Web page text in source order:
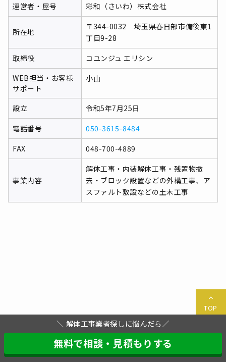
運営者・屋号 彩和（さいわ）株式会社
所在地
〒344-0032 埼玉県春日部市備後東1
丁目9-28
取締役
コユンジュ エリシン
WEB担当・お客様
サポート
小山
設立
令和5年7月25日
電話番号
050-3615-8484
FAX
048-700-4889
事業内容
解体工事・内装解体工事・残置物撤
去・ブロック設置などの外構工事、ア
スファルト敷設などの土木工事
TOP
＼ 解体工事業者探しに悩んだら／
無料で相談・見積もりする